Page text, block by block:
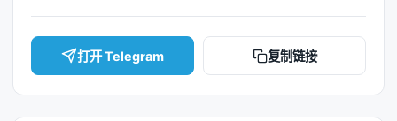
打开 Telegram 复制链接